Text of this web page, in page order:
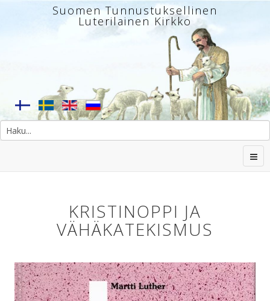
Suomen Tunnustuksellinen
Luterilainen Kirkko
KRISTINOPPI JA
VÄHÄKATEKISMUS